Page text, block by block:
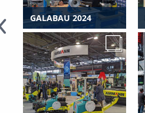
GALABAU 2024